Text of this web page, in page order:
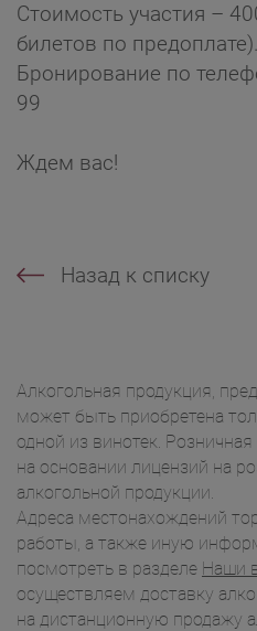
Стоимость участия –
билетов по предоплате).
Бронирование по
99
Ждем вас!
Назад к списку
Алкогольная продукция,
может быть приобретена
одной из винотек.
на основании лицензий на
алкогольной продукции.
Адреса местонахождений
работы, а также иную
посмотреть в разделе Наши
осуществляем доставку
на дистанционную продажу